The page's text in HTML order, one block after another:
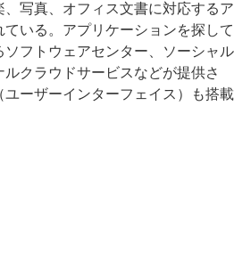
写真、オフィス文書に対応するア
いる。アプリケーションを探して
フトウェアセンター、ソーシャル
クラウドサービスなどが提供さ
ーザーインターフェイス）も搭載